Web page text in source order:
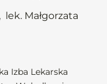
Małgorzata
Izba Lekarska